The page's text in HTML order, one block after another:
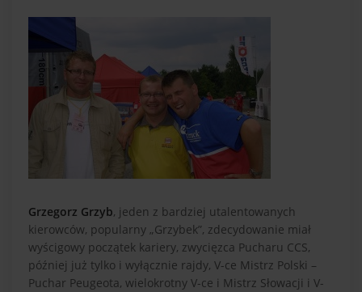
Grzegorz Grzyb, jeden z bardziej utalentowanych
kierowców, popularny „Grzybek”, zdecydowanie miał
wyścigowy początek kariery, zwycięzca Pucharu CCS,
później już tylko i wyłącznie rajdy, V-ce Mistrz Polski –
Puchar Peugeota, wielokrotny V-ce i Mistrz Słowacji i V-